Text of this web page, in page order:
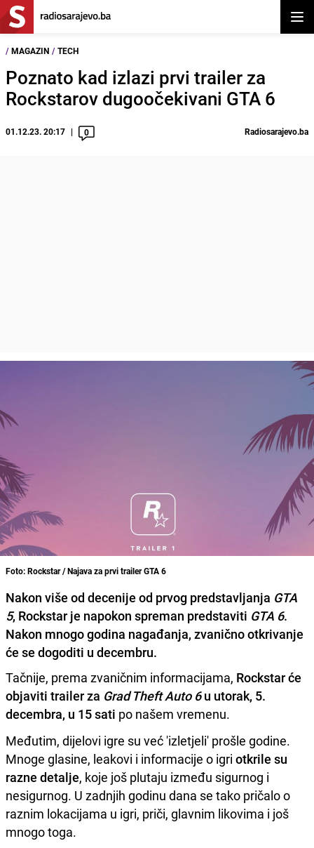
/ MAGAZIN / TECH
Poznato kad izlazi prvi trailer za
Rockstarov dugoočekivani GTA 6
01.12.23. 20:17 0 Radiosarajevo.ba
Foto: Rockstar / Najava za prvi trailer GTA 6
Nakon više od decenije od prvog predstavljanja GTA
5, Rockstar je napokon spreman predstaviti GTA 6.
Nakon mnogo godina nagađanja, zvanično otkrivanje
će se dogoditi u decembru.
Tačnije, prema zvaničnim informacijama, Rockstar će
objaviti trailer za Grad Theft Auto 6u utorak, 5.
decembra, u 15 sati po našem vremenu.
Međutim, dijelovi igre su već 'izletjeli' prošle godine.
Mnoge glasine, leakovi i informacije o igri otkrile su
razne detalje, koje još plutaju između sigurnog i
nesigurnog. U zadnjih godinu dana se tako pričalo o
raznim lokacijama u igri, priči, glavnim likovima i još
mnogo toga.